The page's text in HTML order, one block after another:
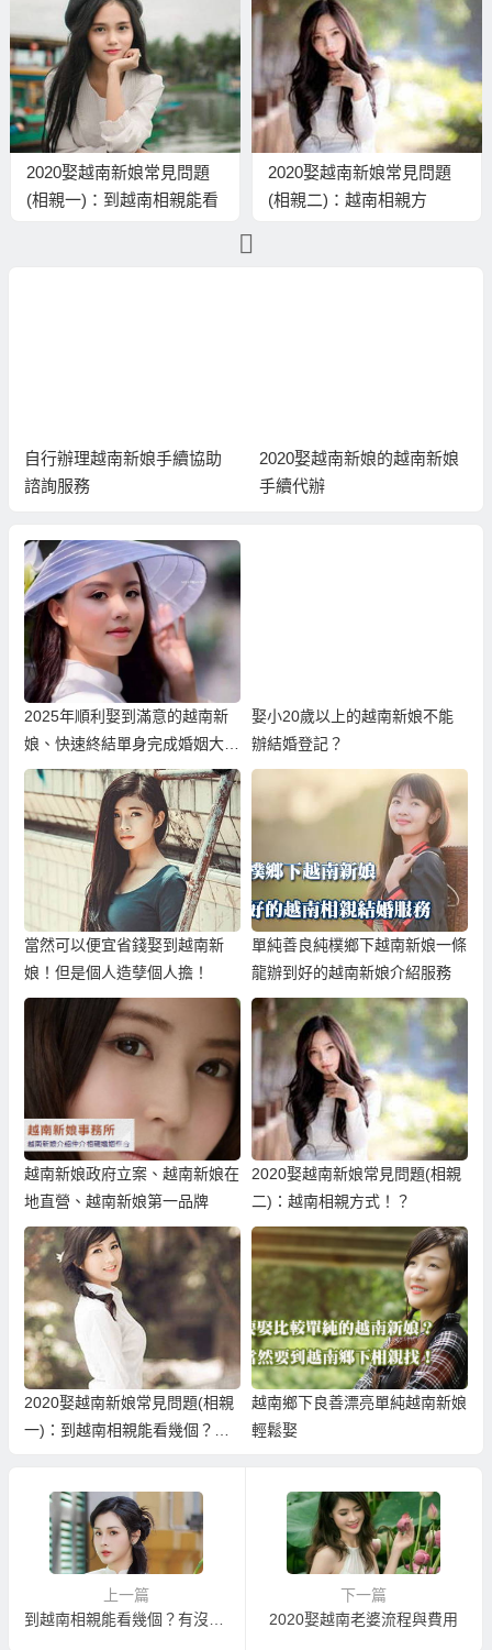
2020娶越南新娘常見問題
(相親一)：到越南相親能看
2020娶越南新娘常見問題
(相親二)：越南相親方
自行辦理越南新娘手續協助
諮詢服務
2020娶越南新娘的越南新娘
手續代辦
2025年順利娶到滿意的越南新
娘、快速終結單身完成婚姻大
事！
娶小20歲以上的越南新娘不能
辦結婚登記？
當然可以便宜省錢娶到越南新
娘！但是個人造孽個人擔！
單純善良純樸鄉下越南新娘一條
龍辦到好的越南新娘介紹服務
越南新娘政府立案、越南新娘在
地直營、越南新娘第一品牌
2020娶越南新娘常見問題(相親
二)：越南相親方式！？
2020娶越南新娘常見問題(相親
一)：到越南相親能看幾個？一
越南鄉下良善漂亮單純越南新娘
輕鬆娶
上一篇
下一篇
2020娶越南老婆流程與費用